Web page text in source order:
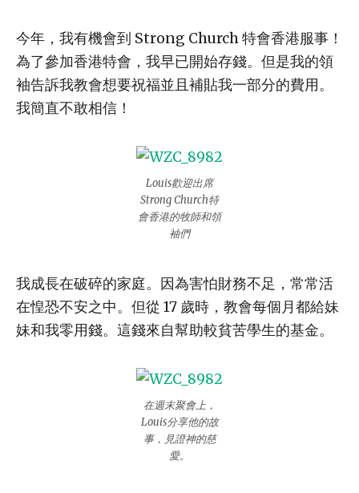
今年，我有機會到 Strong Church 特會香港服事！
為了參加香港特會，我早已開始存錢。但是我的領
袖告訴我教會想要祝福並且補貼我一部分的費用。
我簡直不敢相信！
Louis歡迎出席
Strong Church特
會香港的牧師和領
袖們
我成長在破碎的家庭。因為害怕財務不足，常常活
在惶恐不安之中。但從 17 歲時，教會每個月都給妹
妹和我零用錢。這錢來自幫助較貧苦學生的基金。
在週末聚會上，
Louis分享他的故
事，見證神的慈
愛。